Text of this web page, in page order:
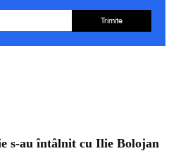
Trimite
s-au întâlnit cu Ilie Bolojan